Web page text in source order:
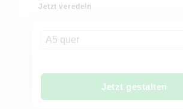
Jetzt veredeln
A5 quer
Jetzt gestalten